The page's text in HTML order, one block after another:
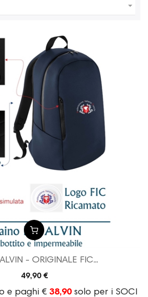

- ORIGINALE FIC...
49,90 €
e paghi € 38,90solo per i SOCI